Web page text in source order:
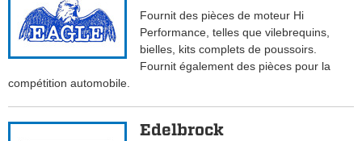
Fournit des pièces de moteur Hi
Performance, telles que vilebrequins,
bielles, kits complets de poussoirs.
Fournit également des pièces pour la
compétition automobile.
Edelbrock